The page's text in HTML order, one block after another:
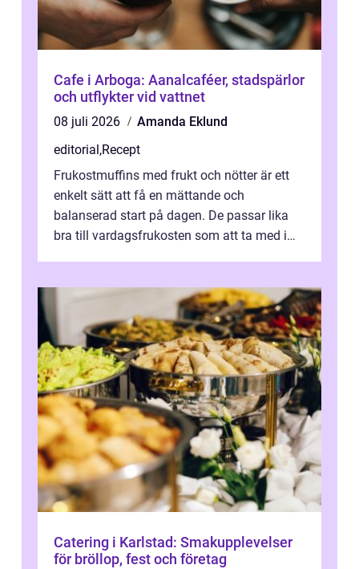
Cafe i Arboga: Aanalcaféer, stadspärlor
och utflykter vid vattnet
08 juli 2026
Amanda Eklund
editorial,Recept
Frukostmuffins med frukt och nötter är ett
enkelt sätt att få en mättande och
balanserad start på dagen. De passar lika
bra till vardagsfrukosten som att ta med i
Catering i Karlstad: Smakupplevelser
för bröllop, fest och företag